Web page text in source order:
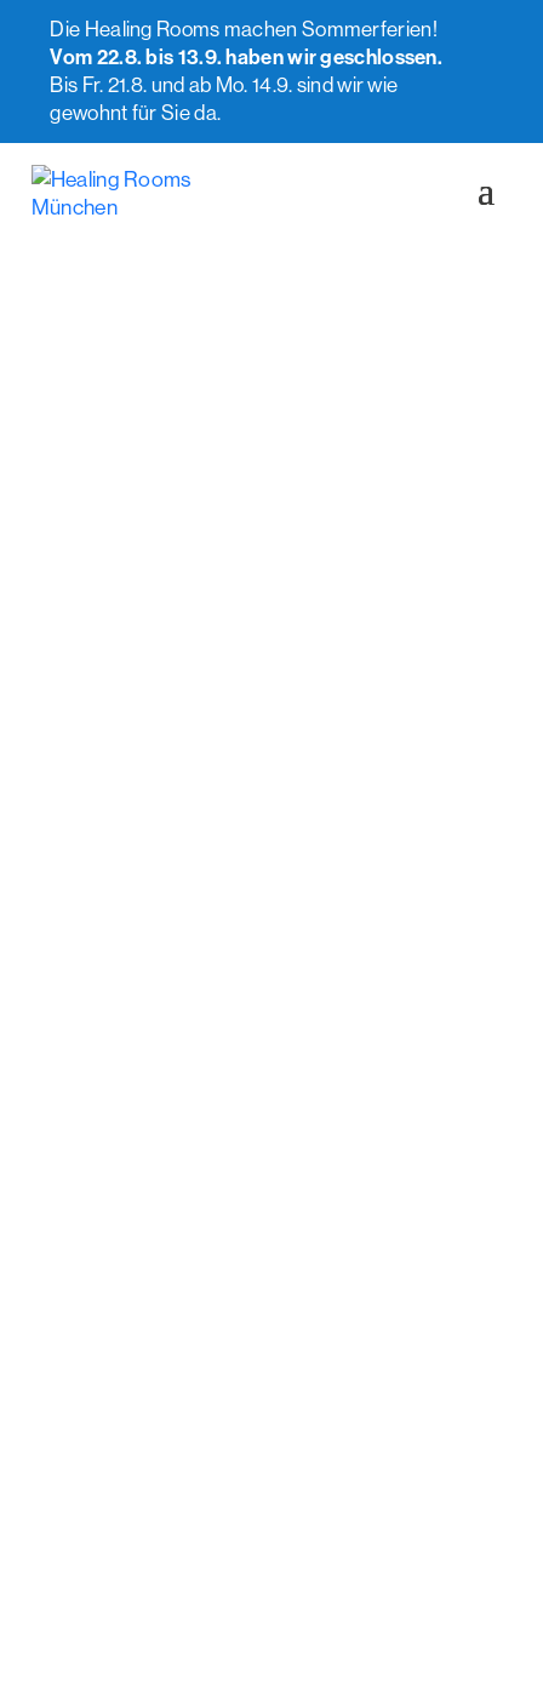
Die Healing Rooms machen Sommerferien!
Vom 22.8. bis 13.9. haben wir geschlossen.
Bis Fr. 21.8. und ab Mo. 14.9. sind wir wie
gewohnt für Sie da.